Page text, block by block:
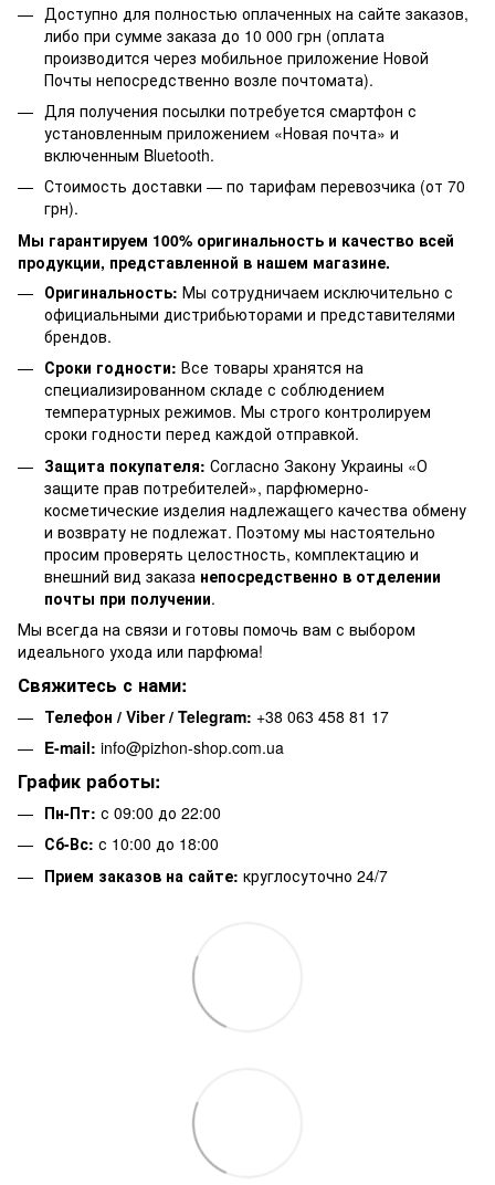
Доступно для полностью оплаченных на сайте заказов,
либо при сумме заказа до 10 000 грн (оплата
производится через мобильное приложение Новой
Почты непосредственно возле почтомата).
Для получения посылки потребуется смартфон с
установленным приложением «Новая почта» и
включенным Bluetooth.
Стоимость доставки — по тарифам перевозчика (от 70
грн).
Мы гарантируем 100% оригинальность и качество всей
продукции, представленной в нашем магазине.
Оригинальность: Мы сотрудничаем исключительно с
официальными дистрибьюторами и представителями
брендов.
Сроки годности: Все товары хранятся на
специализированном складе с соблюдением
температурных режимов. Мы строго контролируем
сроки годности перед каждой отправкой.
Защита покупателя: Согласно Закону Украины «О
защите прав потребителей», парфюмерно-
косметические изделия надлежащего качества обмену
и возврату не подлежат. Поэтому мы настоятельно
просим проверять целостность, комплектацию и
внешний вид заказа непосредственно в отделении
почты при получении.
Мы всегда на связи и готовы помочь вам с выбором
идеального ухода или парфюма!
Свяжитесь с нами:
Телефон / Viber / Telegram: +38 063 458 81 17
E-mail: info@pizhon-shop.com.ua
График работы:
Пн-Пт: с 09:00 до 22:00
Сб-Вс: с 10:00 до 18:00
Прием заказов на сайте: круглосуточно 24/7